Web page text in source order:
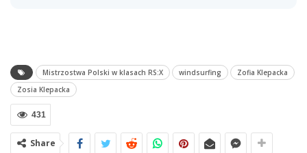
Mistrzostwa Polski w klasach RS:X windsurfing
Zofia Klepacka
Zosia Klepacka
431
Share